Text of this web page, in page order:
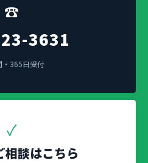
☎
3631
・365日受付
✓
相談はこちら